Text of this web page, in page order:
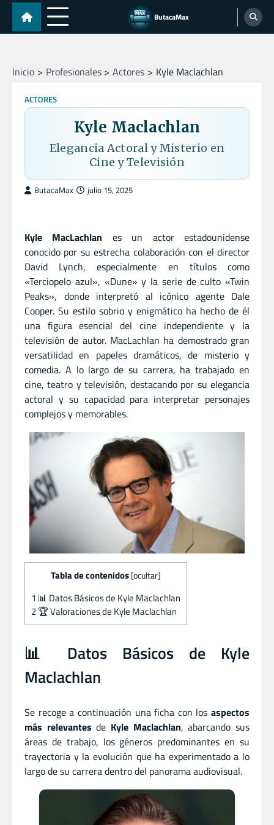
Skip
content
ButacaMax
Inicio Profesionales Actores Kyle Maclachlan
ACTORES
Kyle Maclachlan
Elegancia Actoral y Misterio en
Cine y Televisión
ButacaMax julio 15, 2025
Kyle MacLachlan es un actor estadounidense
conocido por su estrecha colaboración con el director
David Lynch, especialmente en títulos como
«Terciopelo azul», «Dune» y la serie de culto «Twin
Peaks», donde interpretó al icónico agente Dale
Cooper. Su estilo sobrio y enigmático ha hecho de él
una figura esencial del cine independiente y la
televisión de autor. MacLachlan ha demostrado gran
versatilidad en papeles dramáticos, de misterio y
comedia. A lo largo de su carrera, ha trabajado en
cine, teatro y televisión, destacando por su elegancia
actoral y su capacidad para interpretar personajes
complejos y memorables.
Tabla de contenidos [ocultar]
1 📊 Datos Básicos de Kyle Maclachlan
2🏆 Valoraciones de Kyle Maclachlan
📊 Datos Básicos de Kyle
Maclachlan
Se recoge a continuación una ficha con los aspectos
más relevantes de Kyle Maclachlan, abarcando sus
áreas de trabajo, los géneros predominantes en su
trayectoria y la evolución que ha experimentado a lo
largo de su carrera dentro del panorama audiovisual.